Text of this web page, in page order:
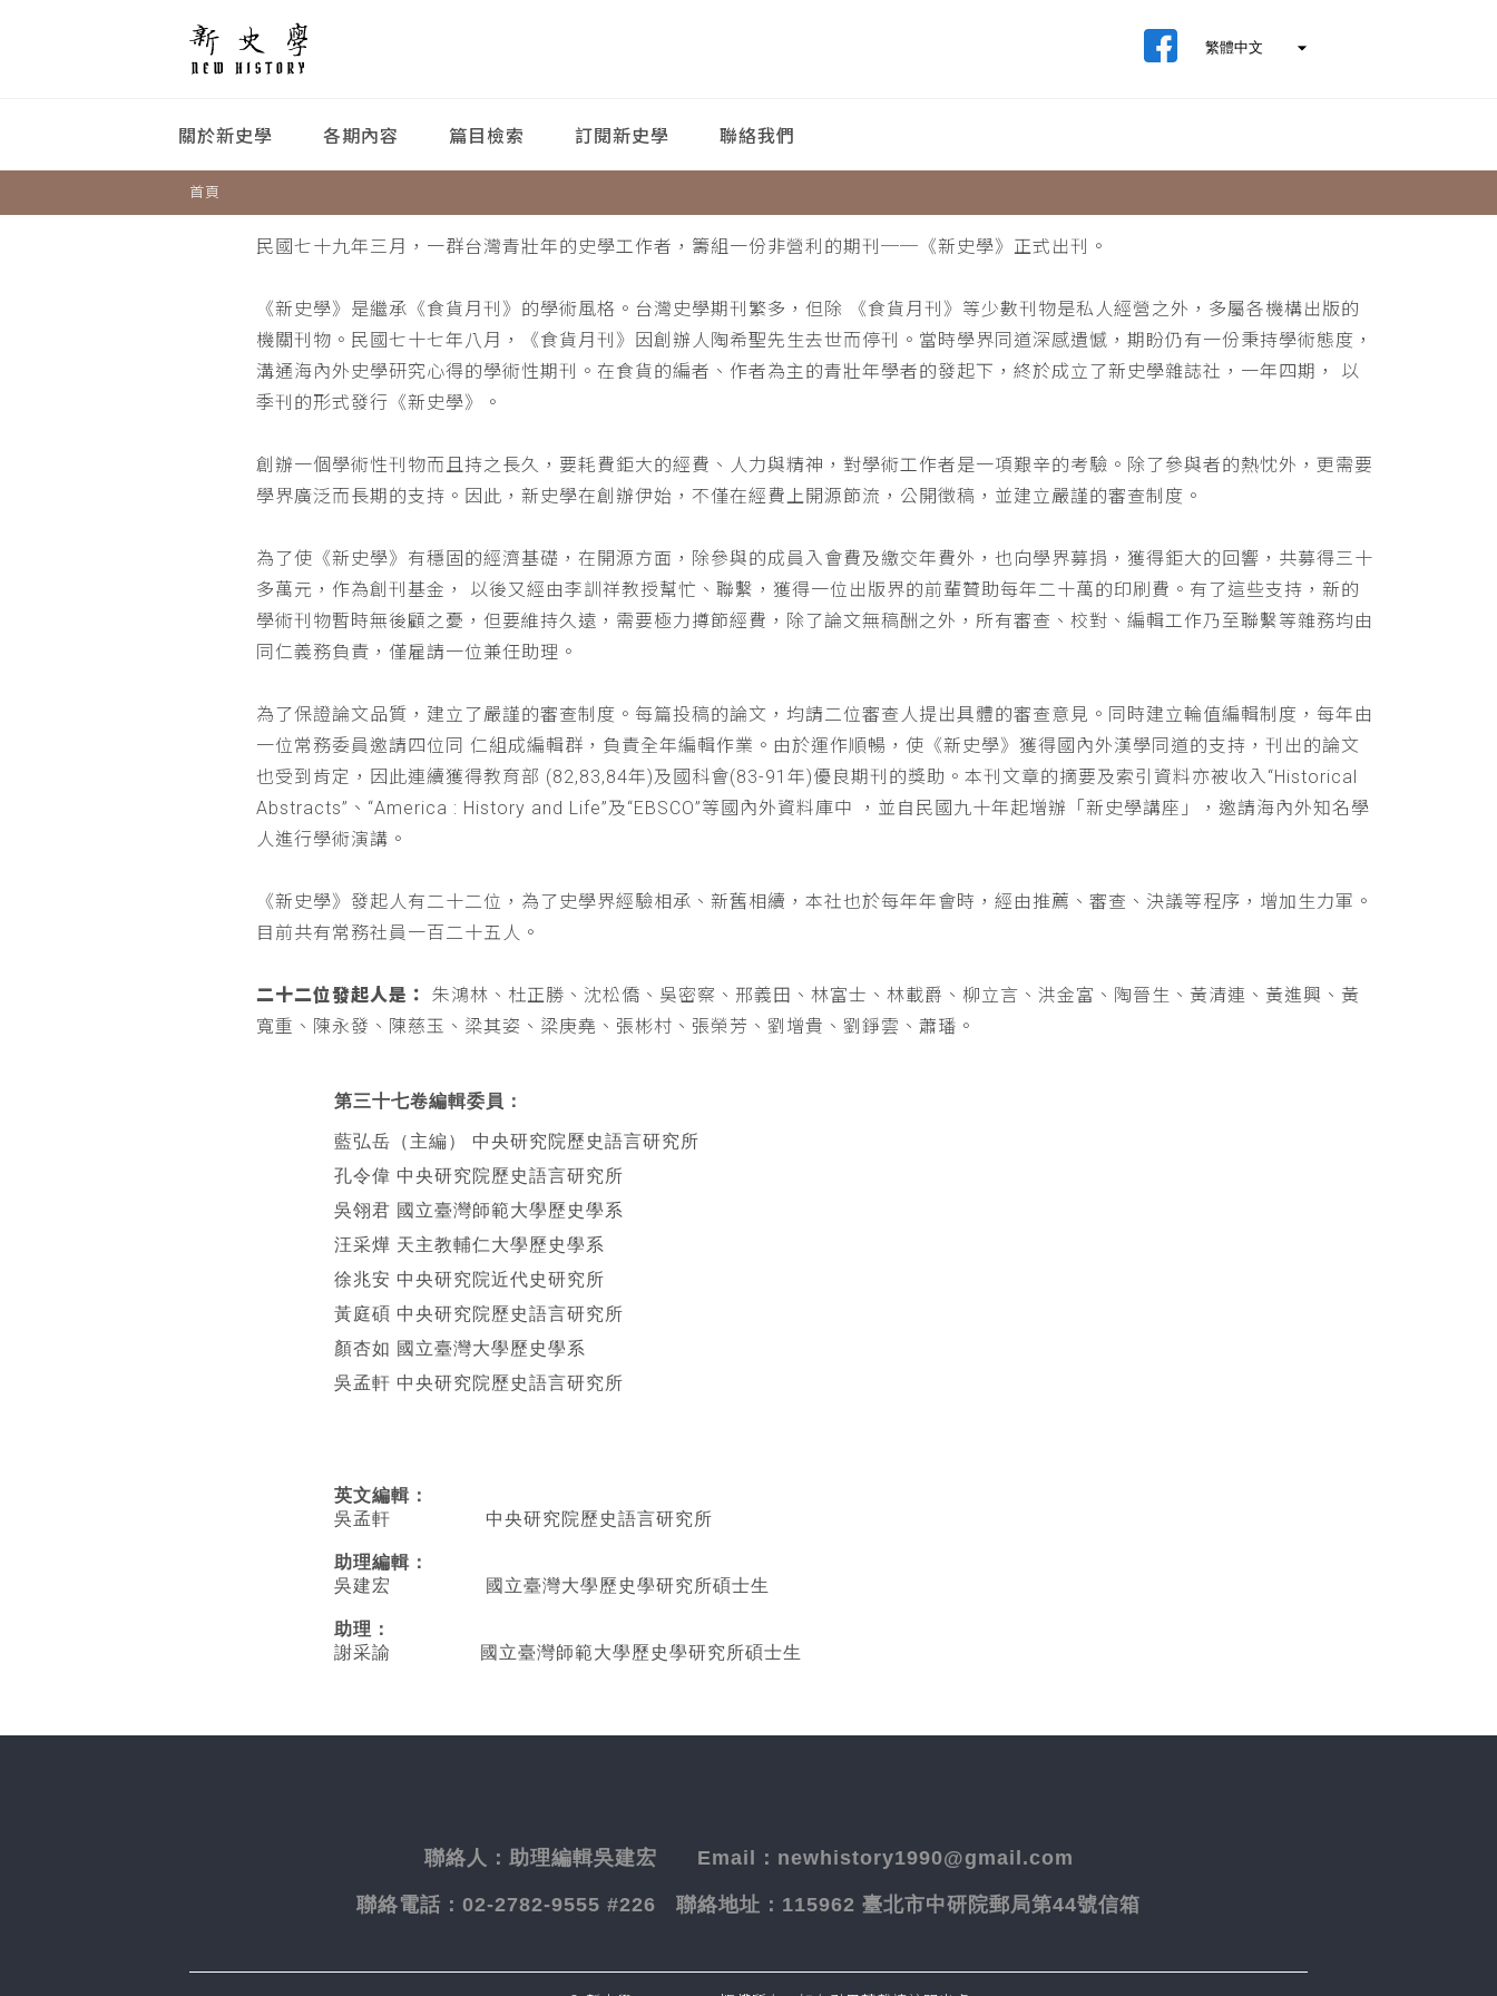
關於新史學 各期內容 篇目檢索 訂閱新史學 聯絡我們
首頁
民國七十九年三月，一群台灣青壯年的史學工作者，籌組一份非營利的期刊──《新史學》正式出刊。
《新史學》是繼承《食貨月刊》的學術風格。台灣史學期刊繁多，但除 《食貨月刊》等少數刊物是私人經營之外，多屬各機構出版的
機關刊物。民國七十七年八月，《食貨月刊》因創辦人陶希聖先生去世而停刊。當時學界同道深感遺憾，期盼仍有一份秉持學術態度，
溝通海內外史學研究心得的學術性期刊。在食貨的編者、作者為主的青壯年學者的發起下，終於成立了新史學雜誌社，一年四期， 以
季刊的形式發行《新史學》。
創辦一個學術性刊物而且持之長久，要耗費鉅大的經費、人力與精神，對學術工作者是一項艱辛的考驗。除了參與者的熱忱外，更需要
學界廣泛而長期的支持。因此，新史學在創辦伊始，不僅在經費上開源節流，公開徵稿，並建立嚴謹的審查制度。
為了使《新史學》有穩固的經濟基礎，在開源方面，除參與的成員入會費及繳交年費外，也向學界募捐，獲得鉅大的回響，共募得三十
多萬元，作為創刊基金， 以後又經由李訓祥教授幫忙、聯繫，獲得一位出版界的前輩贊助每年二十萬的印刷費。有了這些支持，新的
學術刊物暫時無後顧之憂，但要維持久遠，需要極力撙節經費，除了論文無稿酬之外，所有審查、校對、編輯工作乃至聯繫等雜務均由
同仁義務負責，僅雇請一位兼任助理。
為了保證論文品質，建立了嚴謹的審查制度。每篇投稿的論文，均請二位審查人提出具體的審查意見。同時建立輪值編輯制度，每年由
一位常務委員邀請四位同 仁組成編輯群，負責全年編輯作業。由於運作順暢，使《新史學》獲得國內外漢學同道的支持，刊出的論文
也受到肯定，因此連續獲得教育部 (82,83,84年)及國科會(83-91年)優良期刊的獎助。本刊文章的摘要及索引資料亦被收入“Historical
Abstracts”、“America : History and Life”及“EBSCO”等國內外資料庫中 ，並自民國九十年起增辦「新史學講座」，邀請海內外知名學
人進行學術演講。
《新史學》發起人有二十二位，為了史學界經驗相承、新舊相續，本社也於每年年會時，經由推薦、審查、決議等程序，增加生力軍。
目前共有常務社員一百二十五人。
二十二位發起人是：
朱鴻林、杜正勝、沈松僑、吳密察、邢義田、林富士、林載爵、柳立言、洪金富、陶晉生、黃清連、黃進興、黃
寬重、陳永發、陳慈玉、梁其姿、梁庚堯、張彬村、張榮芳、劉增貴、劉錚雲、蕭璠。
第三十七卷編輯委員：
藍弘岳（主編） 中央研究院歷史語言研究所
孔令偉 中央研究院歷史語言研究所
吳翎君 國立臺灣師範大學歷史學系
汪采燁 天主教輔仁大學歷史學系
徐兆安 中央研究院近代史研究所
黃庭碩 中央研究院歷史語言研究所
顏杏如 國立臺灣大學歷史學系
吳孟軒 中央研究院歷史語言研究所
英文編輯 ：
吳孟軒 中央研究院歷史語言研究所
助理編輯：
吳建宏 國立臺灣大學歷史學研究所碩士生
助理：
謝采諭
國立臺灣師範大學歷史學研究所碩士生
聯絡人： 助理編輯吳建宏 Email：newhistory1990@gmail.com
聯絡電話： 02-2782-9555 #226 聯絡地址： 115962 臺北市中研院郵局第44號信箱